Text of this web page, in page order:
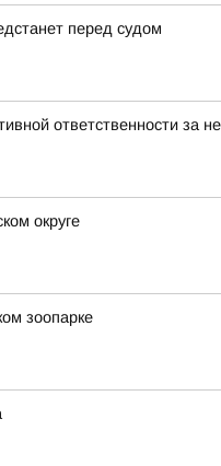
перед судом
ответственности за
округе
зоопарке